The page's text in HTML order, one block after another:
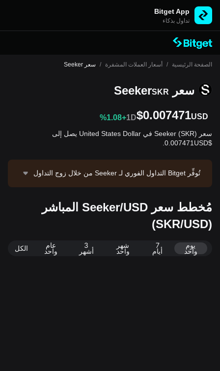
Bitget App
تداول بذكاء
الصفحة الرئيسية / أسعار العملات المشفرة / سعر Seeker
سعر Seeker SKR
$0.007471USD
%1.08+1D
سعر Seeker (SKR) في United States Dollar يصل إلى
$0.007471USD.
تُوفِّر Bitget التداول الفوري لـ Seeker من خلال زوج التداول
ة لـ Seeker حوالي $36,835,777.52، وإمداد متداوَل قدره
4.93B SKR. مصدر البيانات: منصة Bitget. تاريخ آخر تحديث:
2026-08-08 07:20:01
مُخطط سعر Seeker/USD المباشر
(SKR/USD)
يوم
واحد
7
أيام
شهر
واحد
3
أشهر
عام
واحد الكل